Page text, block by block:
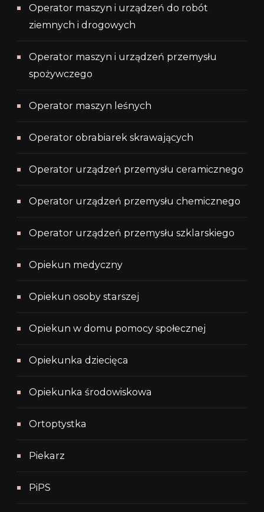
Operator maszyn i urządzeń do robót
ziemnych i drogowych
Operator maszyn i urządzeń przemysłu
spożywczego
Operator maszyn leśnych
Operator obrabiarek skrawających
Operator urządzeń przemysłu ceramicznego
Operator urządzeń przemysłu chemicznego
Operator urządzeń przemysłu szklarskiego
Opiekun medyczny
Opiekun osoby starszej
Opiekun w domu pomocy społecznej
Opiekunka dziecięca
Opiekunka środowiskowa
Ortoptystka
Piekarz
PiPS